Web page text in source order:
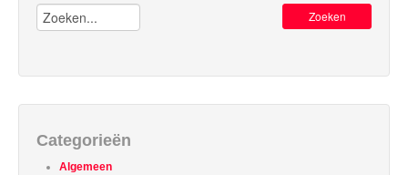
Zoeken:
Categorieën
Algemeen